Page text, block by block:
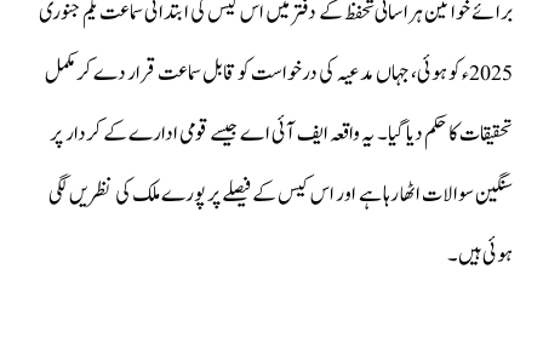
برائے خواتین ہراسانی تحفظ کے دفتر میں اس کیس کی ابتدائی سماعت یکم جنوری
2025ء کو ہوئی، جہاں مدعیہ کی درخواست کو قابل سماعت قرار دے کر مکمل
تحقیقات کا حکم دیا گیا۔ یہ واقعہ ایف آئی اے جیسے قومی ادارے کے کردار پر
سنگین سوالات اٹھا رہا ہے اور اس کیس کے فیصلے پر پورے ملک کی نظریں لگی
ہوئی ہیں۔